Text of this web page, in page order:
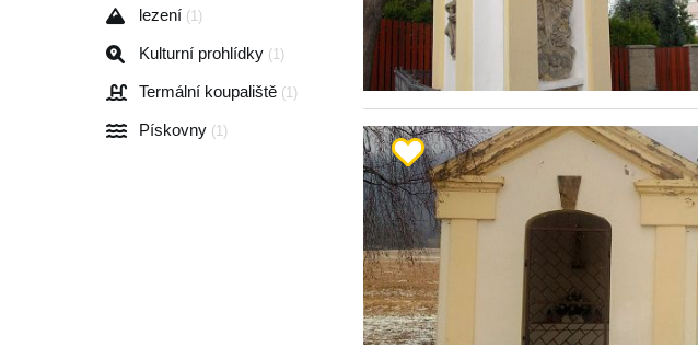
lezení (1)
Kulturní prohlídky (1)
Termální koupaliště (1)
Pískovny (1)